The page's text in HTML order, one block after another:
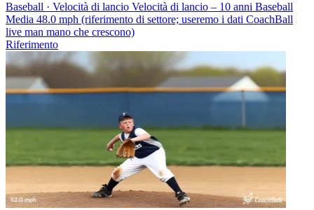
Baseball · Velocità di lancio Velocità di lancio – 10 anni Baseball
Media 48.0 mph (riferimento di settore; useremo i dati CoachBall
live man mano che crescono)
Riferimento